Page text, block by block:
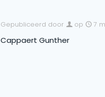
Gepubliceerd door op 7
Cappaert Gunther